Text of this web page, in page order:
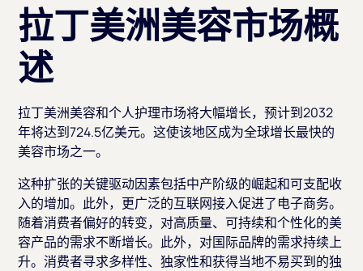
拉丁美洲美容市场概
述
拉丁美洲美容和个人护理市场将大幅增长，预计到2032
年将达到724.5亿美元。这使该地区成为全球增长最快的
美容市场之一。
这种扩张的关键驱动因素包括中产阶级的崛起和可支配收
入的增加。此外，更广泛的互联网接入促进了电子商务。
随着消费者偏好的转变，对高质量、可持续和个性化的美
容产品的需求不断增长。此外，对国际品牌的需求持续上
升。消费者寻求多样性、独家性和获得当地不易买到的独